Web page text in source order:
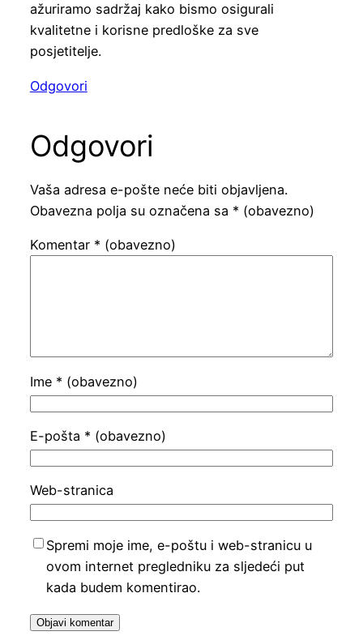
ažuriramo sadržaj kako bismo osigurali
kvalitetne i korisne predloške za sve
posjetitelje.
Odgovori
Odgovori
Vaša adresa e-pošte neće biti objavljena.
Obavezna polja su označena sa * (obavezno)
Komentar * (obavezno)
Ime * (obavezno)
E-pošta * (obavezno)
Web-stranica
Spremi moje ime, e-poštu i web-stranicu u
ovom internet pregledniku za sljedeći put
kada budem komentirao.